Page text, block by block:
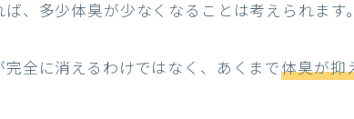
、多少体臭が少なくなることは考えられます。
完全に消えるわけではなく、あくまで体臭が抑